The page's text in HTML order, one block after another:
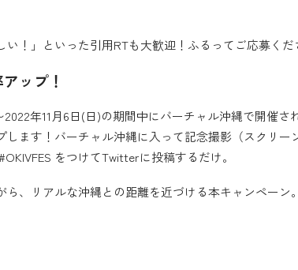
い！」といった引用RTも大歓迎！ふるってご応募くだ
ップ！
年11月6日(日)の期間中にバーチャル沖縄で開催さ
します！バーチャル沖縄に入って記念撮影（スクリー
をつけてTwitterに投稿するだけ。
ら、リアルな沖縄との距離を近づける本キャンペーン